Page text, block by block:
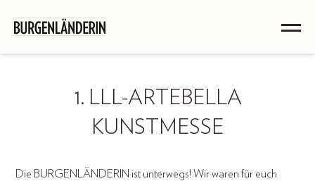
1. LLL-ARTEBELLA
KUNSTMESSE
Die BURGENLÄNDERIN ist unterwegs! Wir waren für euch